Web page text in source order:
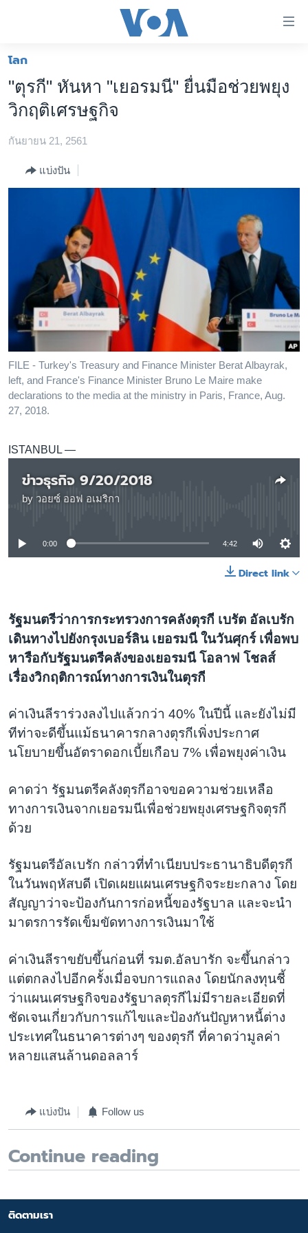
ต่อ
ข้าม
เนื้อหา
ข้าม
ค้นหา
โลก
เอเชีย
สหรัฐฯ
ไทย
วิทยาศาสตร์
สังคมและสุขภาพ
ไลฟ์สไตล์
ตรวจสอบข่าว
เรียนรู้ภาษาอังกฤษ
พอดคาสต์
ติดตามเรา
เลือกภาษา
โลก
"ตุรกี" หันหา "เยอรมนี" ยื่นมือช่วยพยุง
วิกฤติเศรษฐกิจ
กันยายน 21, 2561
แบ่งปัน
FILE - Turkey's Treasury and Finance Minister Berat Albayrak,
left, and France's Finance Minister Bruno Le Maire make
declarations to the media at the ministry in Paris, France, Aug.
27, 2018.
ISTANBUL —
ข่าวธุรกิจ 9/20/2018
by วอยซ์ ออฟ อเมริกา
No media source currently available
0:00 4:42
Direct link
รัฐมนตรีว่าการกระทรวงการคลังตุรกี เบรัต อัลเบรัก
เดินทางไปยังกรุงเบอร์ลิน เยอรมนี ในวันศุกร์ เพื่อพบ
หารือกับรัฐมนตรีคลังของเยอรมนี โอลาฟ โชลส์
เรื่องวิกฤติการณ์ทางการเงินในตุรกี
ค่าเงินลีราร่วงลงไปแล้วกว่า 40% ในปีนี้ และยังไม่มี
ทีท่าจะดีขึ้นแม้ธนาคารกลางตุรกีเพิ่งประกาศ
นโยบายขึ้นอัตราดอกเบี้ยเกือบ 7% เพื่อพยุงค่าเงิน
คาดว่า รัฐมนตรีคลังตุรกีอาจขอความช่วยเหลือ
ทางการเงินจากเยอรมนีเพื่อช่วยพยุงเศรษฐกิจตุรกี
ด้วย
รัฐมนตรีอัลเบรัก กล่าวที่ทำเนียบประธานาธิบดีตุรกี
ในวันพฤหัสบดี เปิดเผยแผนเศรษฐกิจระยะกลาง โดย
สัญญาว่าจะป้องกันการก่อหนี้ของรัฐบาล และจะนำ
มาตรการรัดเข็มขัดทางการเงินมาใช้
ค่าเงินลีราขยับขึ้นก่อนที่ รมต.อัลบารัก จะขึ้นกล่าว
แต่ตกลงไปอีกครั้งเมื่อจบการแถลง โดยนักลงทุนชี้
ว่าแผนเศรษฐกิจของรัฐบาลตุรกีไม่มีรายละเอียดที่
ชัดเจนเกี่ยวกับการแก้ไขและป้องกันปัญหาหนี้ต่าง
ประเทศในธนาคารต่างๆ ของตุรกี ที่คาดว่ามูลค่า
หลายแสนล้านดอลลาร์
แบ่งปัน Follow us
Continue reading
ติดตามเรา